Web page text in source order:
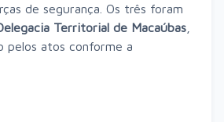
de segurança. Os três foram
Territorial de Macaúbas
pelos atos conforme a